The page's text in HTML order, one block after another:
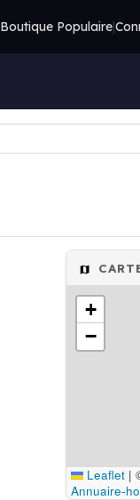
Boutique Populaire|
+
−
Leaflet |
Annuaire-